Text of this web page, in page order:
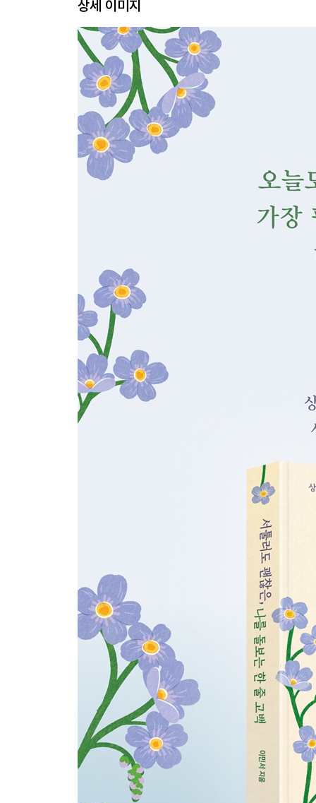
2장 잃어버린 나를 찾아서
상처를 꺼내 글로 쓰다
- 백일의 글쓰기, 마음의 감옥에서 나오다
책 속에서 나를 읽다
- 문장에 귀 기울이며 나를 발견하다
감사로 하루를 물들이다
- 한 줄의 감사가 마음을 평안으로 이끌다
숨어 있던 N개의 나를 만나다
- 내 안의 여러 얼굴을 끌어안다
- 이해로 물든 마음이 새로운 풍광을 만들다
자기감을 키우는 일
- 내가 누구인지 아는 능력이 삶의 뿌리다
건강한 자기감은 언제든 자란다
- 삶 속에서 나를 다시 세우는 힘
자기감이 자존감을 키운다
- 나를 이해할수록, 나는 단단해진다
휘둘리지 않는 마음의 중심을 세우다
- 흔들림 속에서도 나를 지키는 연습
- 자기 이해의 첫걸음은 기록에서 시작된다
- 글을 품는 가장 따뜻한 시공간
5장 N개의 나와 마주하는 시간
지금의 나에게 말을 걸다
- 오늘의 나는 어떤 얼굴로 살아가고 있을까
어린 시절의 나를 품다
- 기억을 이해하고, 상처를 어루만지는 시간
감정의 빛깔을 읽다
- 내 안의 행복을 다시 발견하다
생각의 틀을 들여다보다
- 굳은 생각을 마주할 때 자유가 보인다
관계의 거울 속에서 나를 보다
상세 이미지